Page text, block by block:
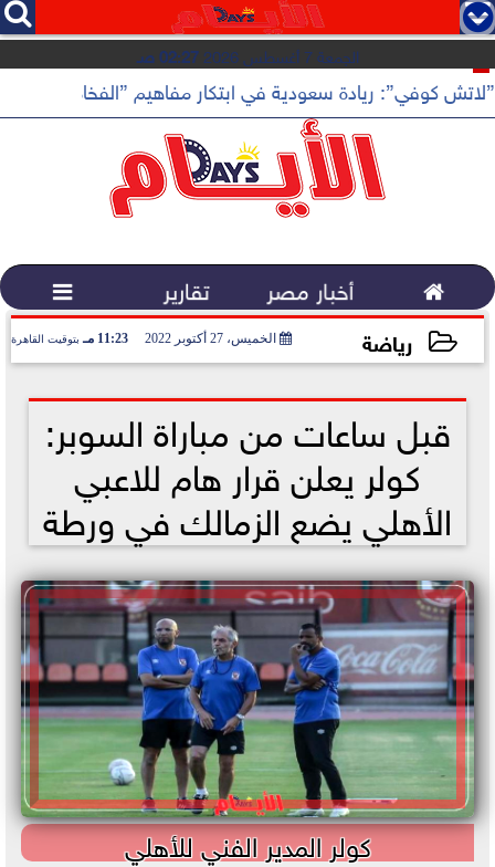
   
الجمعة 7 أغسطس 2026 02:27 صـ
”لاتش كوفي”: ريادة سعودية في ابتكار مفاهيم ”الفخامة
 أخبار مصر تقارير 
رياضة الخميس، 27 أكتوبر 2022 11:23 مـ بتوقيت القاهرة
قبل ساعات من مباراة السوبر:
كولر يعلن قرار هام للاعبي
الأهلي يضع الزمالك في ورطة
كولر المدير الفني للأهلي